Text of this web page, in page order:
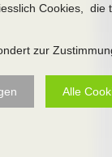
Cookies, die
zur
Alle